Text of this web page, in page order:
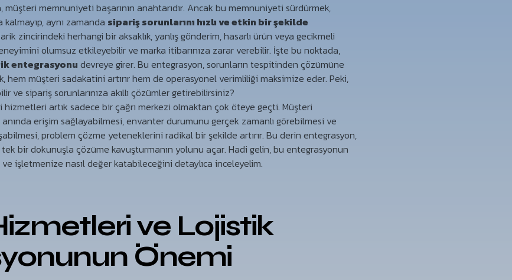
memnuniyeti başarının anahtarıdır. Ancak bu memnuniyeti sürdürmek,
aynı zamanda sipariş sorunlarını hızlı ve etkin bir şekilde
zincirindeki herhangi bir aksaklık, yanlış gönderim, hasarlı ürün veya gecikmeli
olumsuz etkileyebilir ve marka itibarınıza zarar verebilir. İşte bu noktada,
entegrasyonu devreye girer. Bu entegrasyon, sorunların tespitinden çözümüne
hem müşteri sadakatini artırır hem de operasyonel verimliliği maksimize eder. Peki,
ve sipariş sorunlarınıza akıllı çözümler getirebilirsiniz?
artık sadece bir çağrı merkezi olmaktan çok öteye geçti. Müşteri
erişim sağlayabilmesi, envanter durumunu gerçek zamanlı görebilmesi ve
problem çözme yeteneklerini radikal bir şekilde artırır. Bu derin entegrasyon,
tek bir dokunuşla çözüme kavuşturmanın yolunu açar. Hadi gelin, bu entegrasyonun
işletmenize nasıl değer katabileceğini detaylıca inceleyelim.
ve Lojistik
Önemi